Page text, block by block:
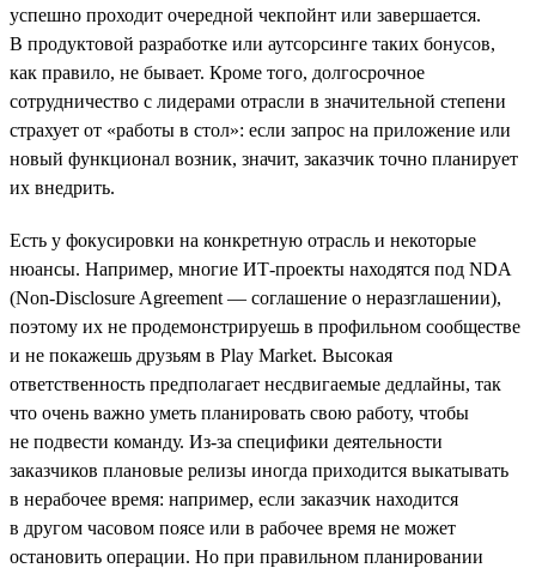
успешно проходит очередной чекпойнт или завершается.
В продуктовой разработке или аутсорсинге таких бонусов,
как правило, не бывает. Кроме того, долгосрочное
сотрудничество с лидерами отрасли в значительной степени
страхует от «работы в стол»: если запрос на приложение или
новый функционал возник, значит, заказчик точно планирует
их внедрить.
Есть у фокусировки на конкретную отрасль и некоторые
нюансы. Например, многие ИТ-проекты находятся под NDA
(Non-Disclosure Agreement — соглашение о неразглашении),
поэтому их не продемонстрируешь в профильном сообществе
и не покажешь друзьям в Play Market. Высокая
ответственность предполагает несдвигаемые дедлайны, так
что очень важно уметь планировать свою работу, чтобы
не подвести команду. Из-за специфики деятельности
заказчиков плановые релизы иногда приходится выкатывать
в нерабочее время: например, если заказчик находится
в другом часовом поясе или в рабочее время не может
остановить операции. Но при правильном планировании